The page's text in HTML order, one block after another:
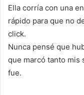
Ella corría con una
rápido para que no
click.
Nunca pensé que
que marcó tanto mis
fue.